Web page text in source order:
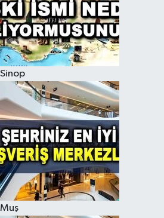
Sinop
Muş